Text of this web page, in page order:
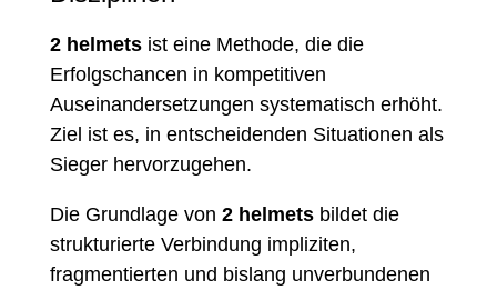
2 helmetsist eine Methode, die die
Erfolgschancen in kompetitiven
Auseinandersetzungen systematisch erhöht.
Ziel ist es, in entscheidenden Situationen als
Sieger hervorzugehen.
Die Grundlage von 2 helmetsbildet die
strukturierte Verbindung impliziten,
fragmentierten und bislang unverbundenen